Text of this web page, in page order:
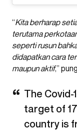
“Kita berharap
terutama
seperti rusun
didapatkan cara
maupun aktif,”
The Covid-
target of
country is